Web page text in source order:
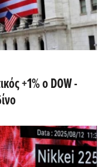
+1% ο DOW -